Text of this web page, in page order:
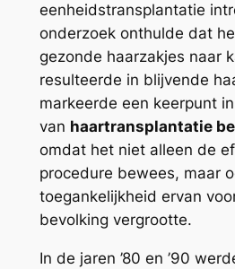
eenheidstransplantatie
onderzoek onthulde dat
gezonde haarzakjes naar
resulteerde in blijvende
markeerde een keerpunt
van haartransplantatie
omdat het niet alleen de
procedure bewees, maar
toegankelijkheid ervan
bevolking vergrootte.
In de jaren ’80 en ’90